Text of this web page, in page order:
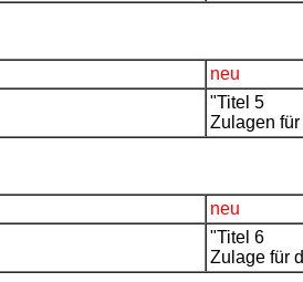
neu
"Titel 5
Zulagen
neu
"Titel 6
Zulage für